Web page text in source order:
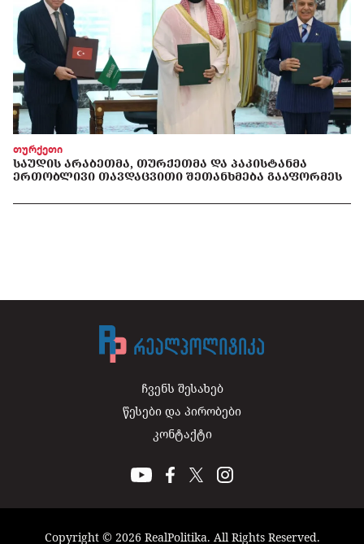
თურქეთი
ᲡᲐᲣᲓᲘᲡ ᲐᲠᲐᲑᲔᲗᲛᲐ, ᲗᲣᲠᲥᲔᲗᲛᲐ ᲓᲐ ᲞᲐᲙᲘᲡᲢᲐᲜᲛᲐ
ᲔᲠᲗᲝᲑᲚᲘᲕᲘ ᲗᲐᲕᲓᲐᲪᲕᲘᲗᲘ ᲨᲔᲗᲐᲜᲮᲛᲔᲑᲐ ᲒᲐᲐᲤᲝᲠᲛᲔᲡ
ჩვენს შესახებ
წესები და პირობები
კონტაქტი
Copyright © 2026 RealPolitika. All Rights Reserved.